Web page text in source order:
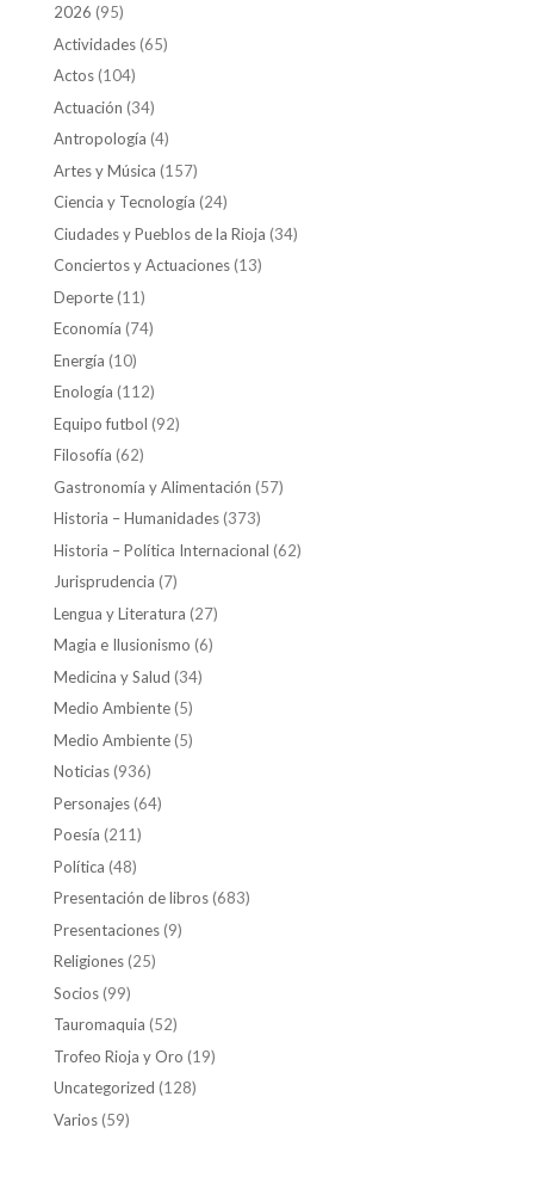
2026 (95)
Actividades(65)
Actos(104)
Actuación (34)
Antropología (4)
Artes y Música (157)
Ciencia y Tecnología (24)
Ciudades y Pueblos de la Rioja (34)
Conciertos y Actuaciones(13)
Deporte(11)
Economía (74)
Energía (10)
Enología (112)
Equipo futbol (92)
Filosofía (62)
Gastronomía y Alimentación (57)
Historia – Humanidades(373)
Historia – Política Internacional (62)
Jurisprudencia (7)
Lengua y Literatura (27)
Magia e Ilusionismo (6)
Medicina y Salud (34)
Medio Ambiente(5)
Medio Ambiente(5)
Noticias(936)
Personajes(64)
Poesía (211)
Política (48)
Presentación de libros(683)
Presentaciones(9)
Religiones(25)
Socios(99)
Tauromaquia (52)
Trofeo Rioja y Oro (19)
Uncategorized (128)
Varios(59)